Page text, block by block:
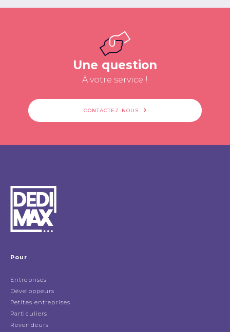
Une question
À votre service !
CONTACTEZ-NOUS
Pour
Entreprises
Développeurs
Petites entreprises
Particuliers
Revendeurs